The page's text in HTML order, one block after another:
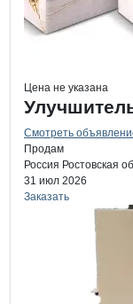
Цена не указана
Смотреть
Продам
Россия Ростовская
31 июл 2026
Заказать